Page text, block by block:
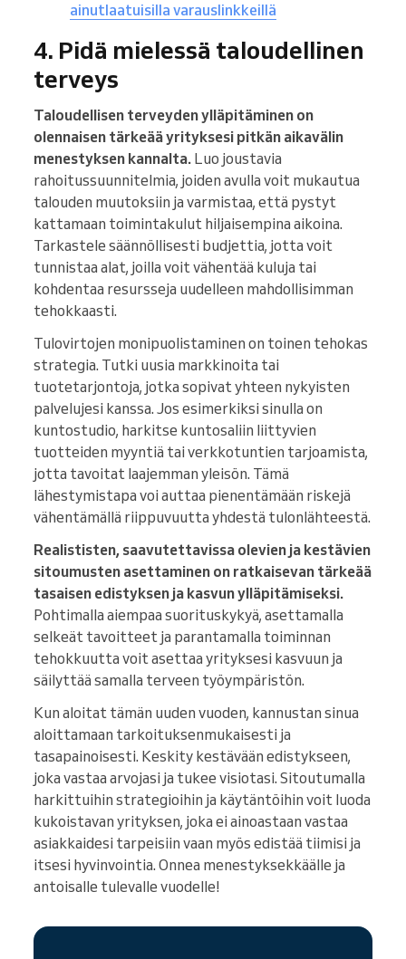
ainutlaatuisilla varauslinkkeillä
4. Pidä mielessä taloudellinen
terveys
Taloudellisen terveyden ylläpitäminen on
olennaisen tärkeää yrityksesi pitkän aikavälin
menestyksen kannalta. Luo joustavia
rahoitussuunnitelmia, joiden avulla voit mukautua
talouden muutoksiin ja varmistaa, että pystyt
kattamaan toimintakulut hiljaisempina aikoina.
Tarkastele säännöllisesti budjettia, jotta voit
tunnistaa alat, joilla voit vähentää kuluja tai
kohdentaa resursseja uudelleen mahdollisimman
tehokkaasti.
Tulovirtojen monipuolistaminen on toinen tehokas
strategia. Tutki uusia markkinoita tai
tuotetarjontoja, jotka sopivat yhteen nykyisten
palvelujesi kanssa. Jos esimerkiksi sinulla on
kuntostudio, harkitse kuntosaliin liittyvien
tuotteiden myyntiä tai verkkotuntien tarjoamista,
jotta tavoitat laajemman yleisön. Tämä
lähestymistapa voi auttaa pienentämään riskejä
vähentämällä riippuvuutta yhdestä tulonlähteestä.
Realististen, saavutettavissa olevien ja kestävien
sitoumusten asettaminen on ratkaisevan tärkeää
tasaisen edistyksen ja kasvun ylläpitämiseksi.
Pohtimalla aiempaa suorituskykyä, asettamalla
selkeät tavoitteet ja parantamalla toiminnan
tehokkuutta voit asettaa yrityksesi kasvuun ja
säilyttää samalla terveen työympäristön.
Kun aloitat tämän uuden vuoden, kannustan sinua
aloittamaan tarkoituksenmukaisesti ja
tasapainoisesti. Keskity kestävään edistykseen,
joka vastaa arvojasi ja tukee visiotasi. Sitoutumalla
harkittuihin strategioihin ja käytäntöihin voit luoda
kukoistavan yrityksen, joka ei ainoastaan vastaa
asiakkaidesi tarpeisiin vaan myös edistää tiimisi ja
itsesi hyvinvointia. Onnea menestyksekkäälle ja
antoisalle tulevalle vuodelle!